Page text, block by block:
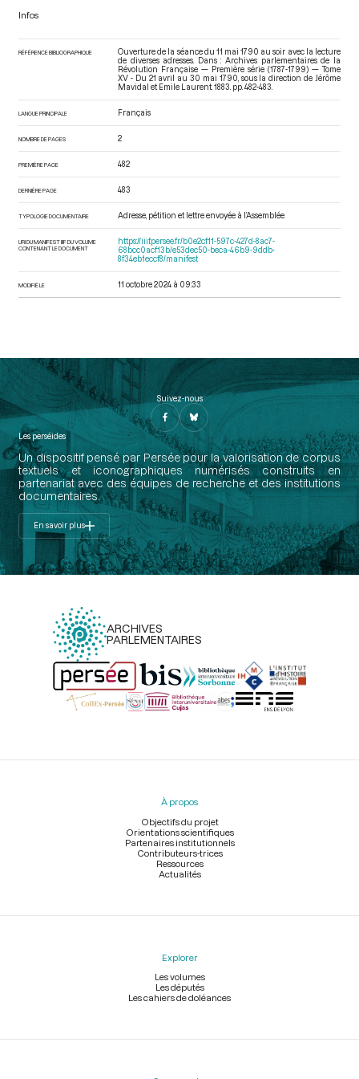
Infos
RÉFÉRENCE BIBLIOGRAPHIQUE
Ouverture de la séance du 11 mai 1790 au soir avec la lecture
de diverses adresses. Dans : Archives parlementaires de la
Révolution Française — Première série (1787-1799) — Tome
XV - Du 21 avril au 30 mai 1790 , sous la direction de Jérôme
Mavidal et Emile Laurent. 1883. pp. 482-483.
LANGUE PRINCIPALE Français
NOMBRE DE PAGES 2
PREMIÈRE PAGE 482
DERNIÈRE PAGE 483
TYPOLOGIE DOCUMENTAIRE Adresse, pétition et lettre envoyée à l’Assemblée
URI DU MANIFEST IIIF DU VOLUME
CONTENANT LE DOCUMENT
https://iiif.persee.fr/b0e2cf11-597c-427d-8ac7-
68bcc0acf13b/e53dec50-beca-46b9-9ddb-
8f34eb1eccf8/manifest
MODIFIÉ LE 11 octobre 2024 à 09:33
Suivez-nous
Les perséides
Un dispositif pensé par Persée pour la valorisation de corpus
textuels et iconographiques numérisés construits en
partenariat avec des équipes de recherche et des institutions
documentaires.
En savoir plus
ARCHIVES
PARLEMENTAIRES
Menu
À propos
Objectifs du projet
Orientations scientifiques
Partenaires institutionnels
Contributeurs-trices
Ressources
Actualités
Explorer
Les volumes
Les députés
Les cahiers de doléances